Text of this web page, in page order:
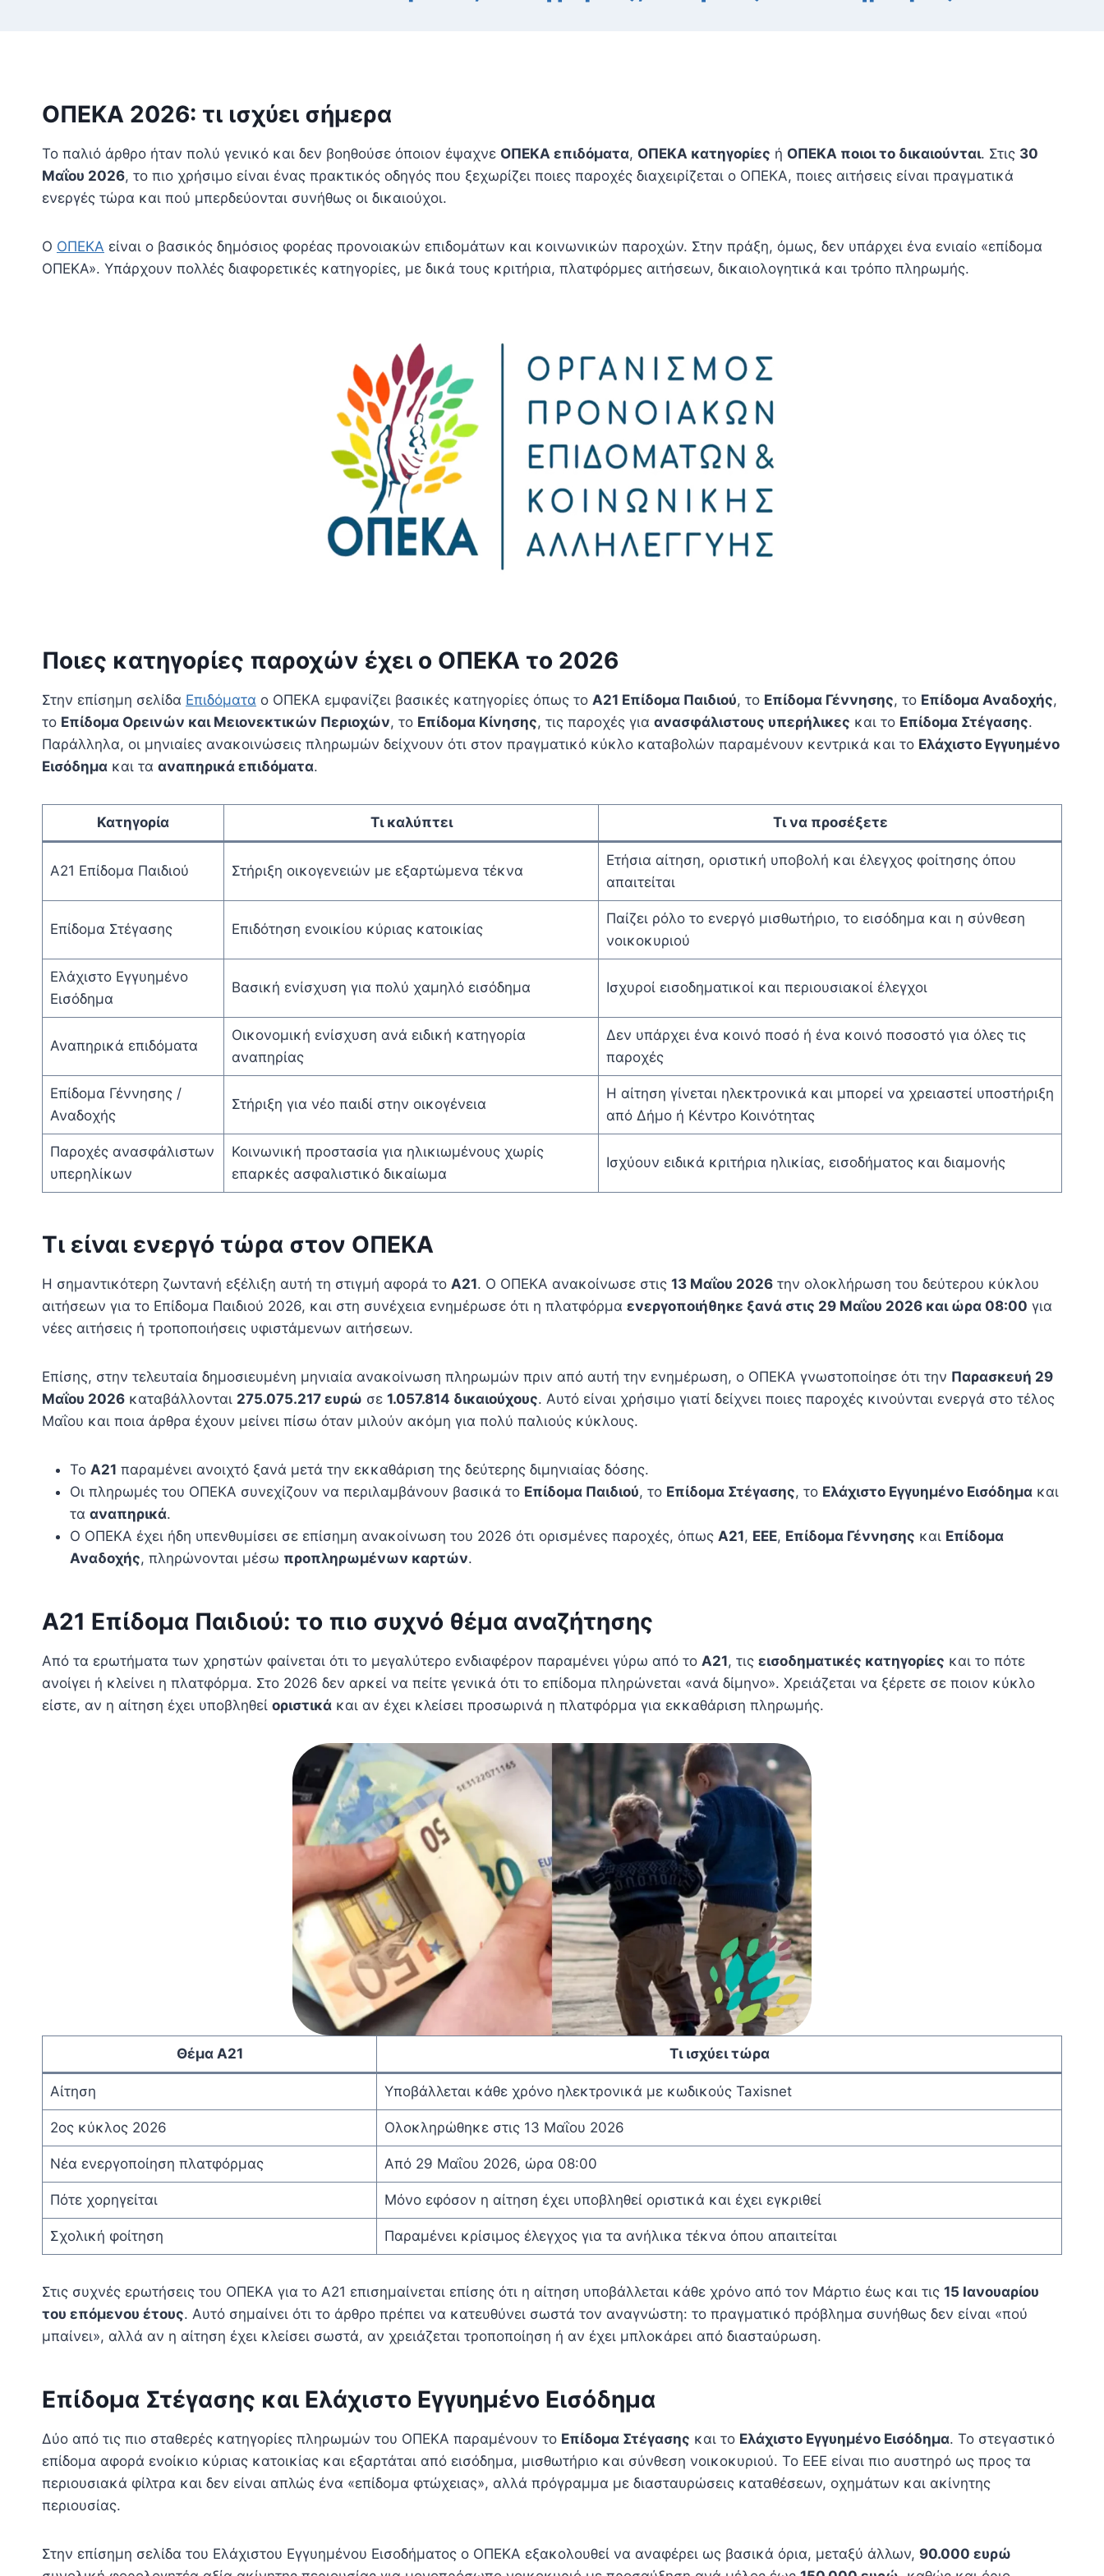
ΟΠΕΚΑ 2026: τι ισχύει σήμερα
Το παλιό άρθρο ήταν πολύ γενικό και δεν βοηθούσε όποιον έψαχνε ΟΠΕΚΑ επιδόματα, ΟΠΕΚΑ κατηγορίες ή ΟΠΕΚΑ ποιοι το δικαιούνται. Στις 30
Μαΐου 2026, το πιο χρήσιμο είναι ένας πρακτικός οδηγός που ξεχωρίζει ποιες παροχές διαχειρίζεται ο ΟΠΕΚΑ, ποιες αιτήσεις είναι πραγματικά
ενεργές τώρα και πού μπερδεύονται συνήθως οι δικαιούχοι.
Ο ΟΠΕΚΑ είναι ο βασικός δημόσιος φορέας προνοιακών επιδομάτων και κοινωνικών παροχών. Στην πράξη, όμως, δεν υπάρχει ένα ενιαίο «επίδομα
ΟΠΕΚΑ». Υπάρχουν πολλές διαφορετικές κατηγορίες, με δικά τους κριτήρια, πλατφόρμες αιτήσεων, δικαιολογητικά και τρόπο πληρωμής.
Ποιες κατηγορίες παροχών έχει ο ΟΠΕΚΑ το 2026
Στην επίσημη σελίδα Επιδόματα ο ΟΠΕΚΑ εμφανίζει βασικές κατηγορίες όπως το Α21 Επίδομα Παιδιού, το Επίδομα Γέννησης, το Επίδομα Αναδοχής,
το Επίδομα Ορεινών και Μειονεκτικών Περιοχών, το Επίδομα Κίνησης, τις παροχές για ανασφάλιστους υπερήλικες και το Επίδομα Στέγασης.
Παράλληλα, οι μηνιαίες ανακοινώσεις πληρωμών δείχνουν ότι στον πραγματικό κύκλο καταβολών παραμένουν κεντρικά και το Ελάχιστο Εγγυημένο
Εισόδημα και τα αναπηρικά επιδόματα.
Κατηγορία Τι καλύπτει Τι να προσέξετε
Α21 Επίδομα Παιδιού Στήριξη οικογενειών με εξαρτώμενα τέκνα
Ετήσια αίτηση, οριστική υποβολή και έλεγχος φοίτησης όπου
απαιτείται
Επίδομα Στέγασης Επιδότηση ενοικίου κύριας κατοικίας
Παίζει ρόλο το ενεργό μισθωτήριο, το εισόδημα και η σύνθεση
νοικοκυριού
Ελάχιστο Εγγυημένο
Εισόδημα
Βασική ενίσχυση για πολύ χαμηλό εισόδημα Ισχυροί εισοδηματικοί και περιουσιακοί έλεγχοι
Αναπηρικά επιδόματα
Οικονομική ενίσχυση ανά ειδική κατηγορία
αναπηρίας
Δεν υπάρχει ένα κοινό ποσό ή ένα κοινό ποσοστό για όλες τις
παροχές
Επίδομα Γέννησης /
Αναδοχής
Στήριξη για νέο παιδί στην οικογένεια
Η αίτηση γίνεται ηλεκτρονικά και μπορεί να χρειαστεί υποστήριξη
από Δήμο ή Κέντρο Κοινότητας
Παροχές ανασφάλιστων
υπερηλίκων
Κοινωνική προστασία για ηλικιωμένους χωρίς
επαρκές ασφαλιστικό δικαίωμα
Ισχύουν ειδικά κριτήρια ηλικίας, εισοδήματος και διαμονής
Τι είναι ενεργό τώρα στον ΟΠΕΚΑ
Η σημαντικότερη ζωντανή εξέλιξη αυτή τη στιγμή αφορά το Α21. Ο ΟΠΕΚΑ ανακοίνωσε στις 13 Μαΐου 2026 την ολοκλήρωση του δεύτερου κύκλου
αιτήσεων για το Επίδομα Παιδιού 2026, και στη συνέχεια ενημέρωσε ότι η πλατφόρμα ενεργοποιήθηκε ξανά στις 29 Μαΐου 2026 και ώρα 08:00 για
νέες αιτήσεις ή τροποποιήσεις υφιστάμενων αιτήσεων.
Επίσης, στην τελευταία δημοσιευμένη μηνιαία ανακοίνωση πληρωμών πριν από αυτή την ενημέρωση, ο ΟΠΕΚΑ γνωστοποίησε ότι την Παρασκευή 29
Μαΐου 2026 καταβάλλονται 275.075.217 ευρώ σε 1.057.814 δικαιούχους. Αυτό είναι χρήσιμο γιατί δείχνει ποιες παροχές κινούνται ενεργά στο τέλος
Μαΐου και ποια άρθρα έχουν μείνει πίσω όταν μιλούν ακόμη για πολύ παλιούς κύκλους.
Το Α21 παραμένει ανοιχτό ξανά μετά την εκκαθάριση της δεύτερης διμηνιαίας δόσης.
Οι πληρωμές του ΟΠΕΚΑ συνεχίζουν να περιλαμβάνουν βασικά το Επίδομα Παιδιού, το Επίδομα Στέγασης, το Ελάχιστο Εγγυημένο Εισόδημα και
τα αναπηρικά.
Ο ΟΠΕΚΑ έχει ήδη υπενθυμίσει σε επίσημη ανακοίνωση του 2026 ότι ορισμένες παροχές, όπως Α21, ΕΕΕ, Επίδομα Γέννησης και Επίδομα
Αναδοχής, πληρώνονται μέσω προπληρωμένων καρτών.
Α21 Επίδομα Παιδιού: το πιο συχνό θέμα αναζήτησης
Από τα ερωτήματα των χρηστών φαίνεται ότι το μεγαλύτερο ενδιαφέρον παραμένει γύρω από το Α21, τις εισοδηματικές κατηγορίες και το πότε
ανοίγει ή κλείνει η πλατφόρμα. Στο 2026 δεν αρκεί να πείτε γενικά ότι το επίδομα πληρώνεται «ανά δίμηνο». Χρειάζεται να ξέρετε σε ποιον κύκλο
είστε, αν η αίτηση έχει υποβληθεί οριστικά και αν έχει κλείσει προσωρινά η πλατφόρμα για εκκαθάριση πληρωμής.
Θέμα Α21 Τι ισχύει τώρα
Αίτηση Υποβάλλεται κάθε χρόνο ηλεκτρονικά με κωδικούς Taxisnet
2ος κύκλος 2026 Ολοκληρώθηκε στις 13 Μαΐου 2026
Νέα ενεργοποίηση πλατφόρμας Από 29 Μαΐου 2026, ώρα 08:00
Πότε χορηγείται Μόνο εφόσον η αίτηση έχει υποβληθεί οριστικά και έχει εγκριθεί
Σχολική φοίτηση Παραμένει κρίσιμος έλεγχος για τα ανήλικα τέκνα όπου απαιτείται
Στις συχνές ερωτήσεις του ΟΠΕΚΑ για το Α21 επισημαίνεται επίσης ότι η αίτηση υποβάλλεται κάθε χρόνο από τον Μάρτιο έως και τις 15 Ιανουαρίου
του επόμενου έτους. Αυτό σημαίνει ότι το άρθρο πρέπει να κατευθύνει σωστά τον αναγνώστη: το πραγματικό πρόβλημα συνήθως δεν είναι «πού
μπαίνει», αλλά αν η αίτηση έχει κλείσει σωστά, αν χρειάζεται τροποποίηση ή αν έχει μπλοκάρει από διασταύρωση.
Επίδομα Στέγασης και Ελάχιστο Εγγυημένο Εισόδημα
Δύο από τις πιο σταθερές κατηγορίες πληρωμών του ΟΠΕΚΑ παραμένουν το Επίδομα Στέγασης και το Ελάχιστο Εγγυημένο Εισόδημα. Το στεγαστικό
επίδομα αφορά ενοίκιο κύριας κατοικίας και εξαρτάται από εισόδημα, μισθωτήριο και σύνθεση νοικοκυριού. Το ΕΕΕ είναι πιο αυστηρό ως προς τα
περιουσιακά φίλτρα και δεν είναι απλώς ένα «επίδομα φτώχειας», αλλά πρόγραμμα με διασταυρώσεις καταθέσεων, οχημάτων και ακίνητης
περιουσίας.
Στην επίσημη σελίδα του Ελάχιστου Εγγυημένου Εισοδήματος ο ΟΠΕΚΑ εξακολουθεί να αναφέρει ως βασικά όρια, μεταξύ άλλων, 90.000 ευρώ